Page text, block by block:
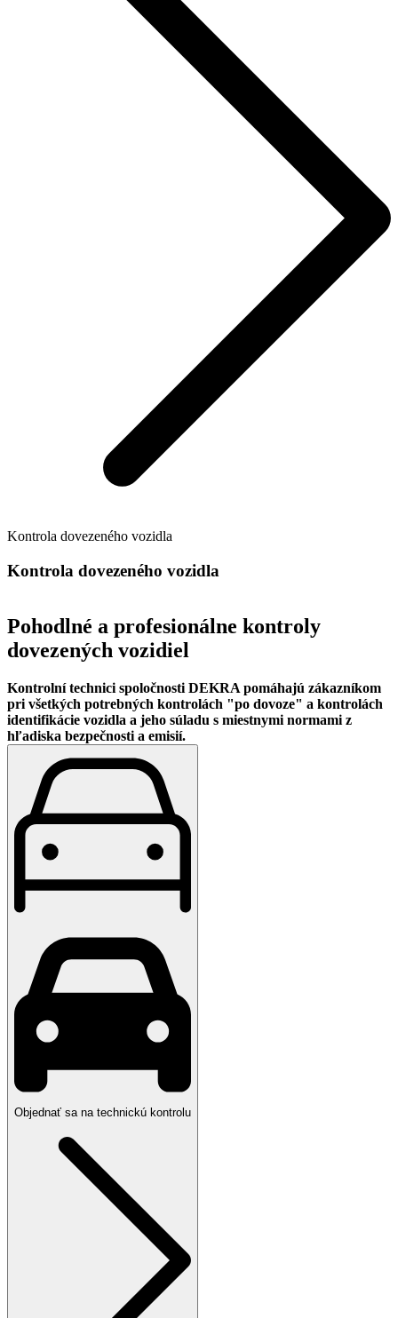
Kontrola dovezeného vozidla
Kontrola dovezeného vozidla
Pohodlné a profesionálne kontroly
dovezených vozidiel
Kontrolní technici spoločnosti DEKRA pomáhajú zákazníkom
pri všetkých potrebných kontrolách "po dovoze" a kontrolách
identifikácie vozidla a jeho súladu s miestnymi normami z
hľadiska bezpečnosti a emisií.
Objednať sa na technickú kontrolu